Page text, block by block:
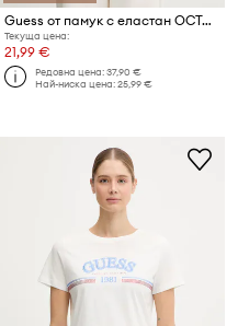
Guess от памук с еластан OCTAVIA
Текуща цена:
21,99 €
Редовна цена:37,90 €
Най-ниска цена:25,99 €